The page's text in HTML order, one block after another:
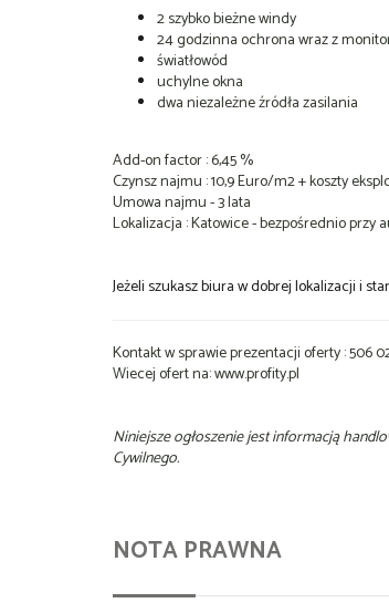
2 szybko bieżne windy
24 godzinna ochrona wraz z
światłowód
uchylne okna
dwa niezależne źródła zasilania
Add-on factor : 6,45 %
Czynsz najmu : 10,9 Euro/m2 + koszty
Umowa najmu - 3 lata
Lokalizacja : Katowice - bezpośrednio przy
Jeżeli szukasz biura w dobrej lokalizacji i
Kontakt w sprawie prezentacji oferty : 506
Wiecej ofert na: www.profity.pl
Niniejsze ogłoszenie jest informacją
Cywilnego.
NOTA PRAWNA